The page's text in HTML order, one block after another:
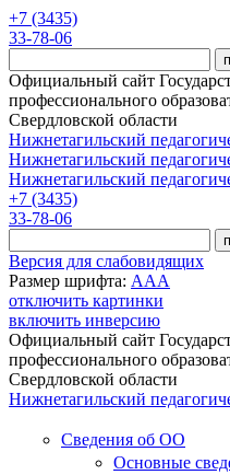
Перейти к основному
+7 (3435)
33-78-06
Официальный сайт
профессионального
Свердловской области
Нижнетагильский
Нижнетагильский
Нижнетагильский
+7 (3435)
33-78-06
Версия для слабовидящих
Размер шрифта: AAA
отключить картинки
включить инверсию
Официальный сайт
профессионального
Свердловской области
Нижнетагильский
Сведения об ОО
Основные